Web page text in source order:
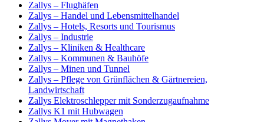
Zallys – Flughäfen
Zallys – Handel und Lebensmittelhandel
Zallys – Hotels, Resorts und Tourismus
Zallys – Industrie
Zallys – Kliniken & Healthcare
Zallys – Kommunen & Bauhöfe
Zallys – Minen und Tunnel
Zallys – Pflege von Grünflächen & Gärtnereien,
Landwirtschaft
Zallys Elektroschlepper mit Sonderzugaufnahme
Zallys K1 mit Hubwagen